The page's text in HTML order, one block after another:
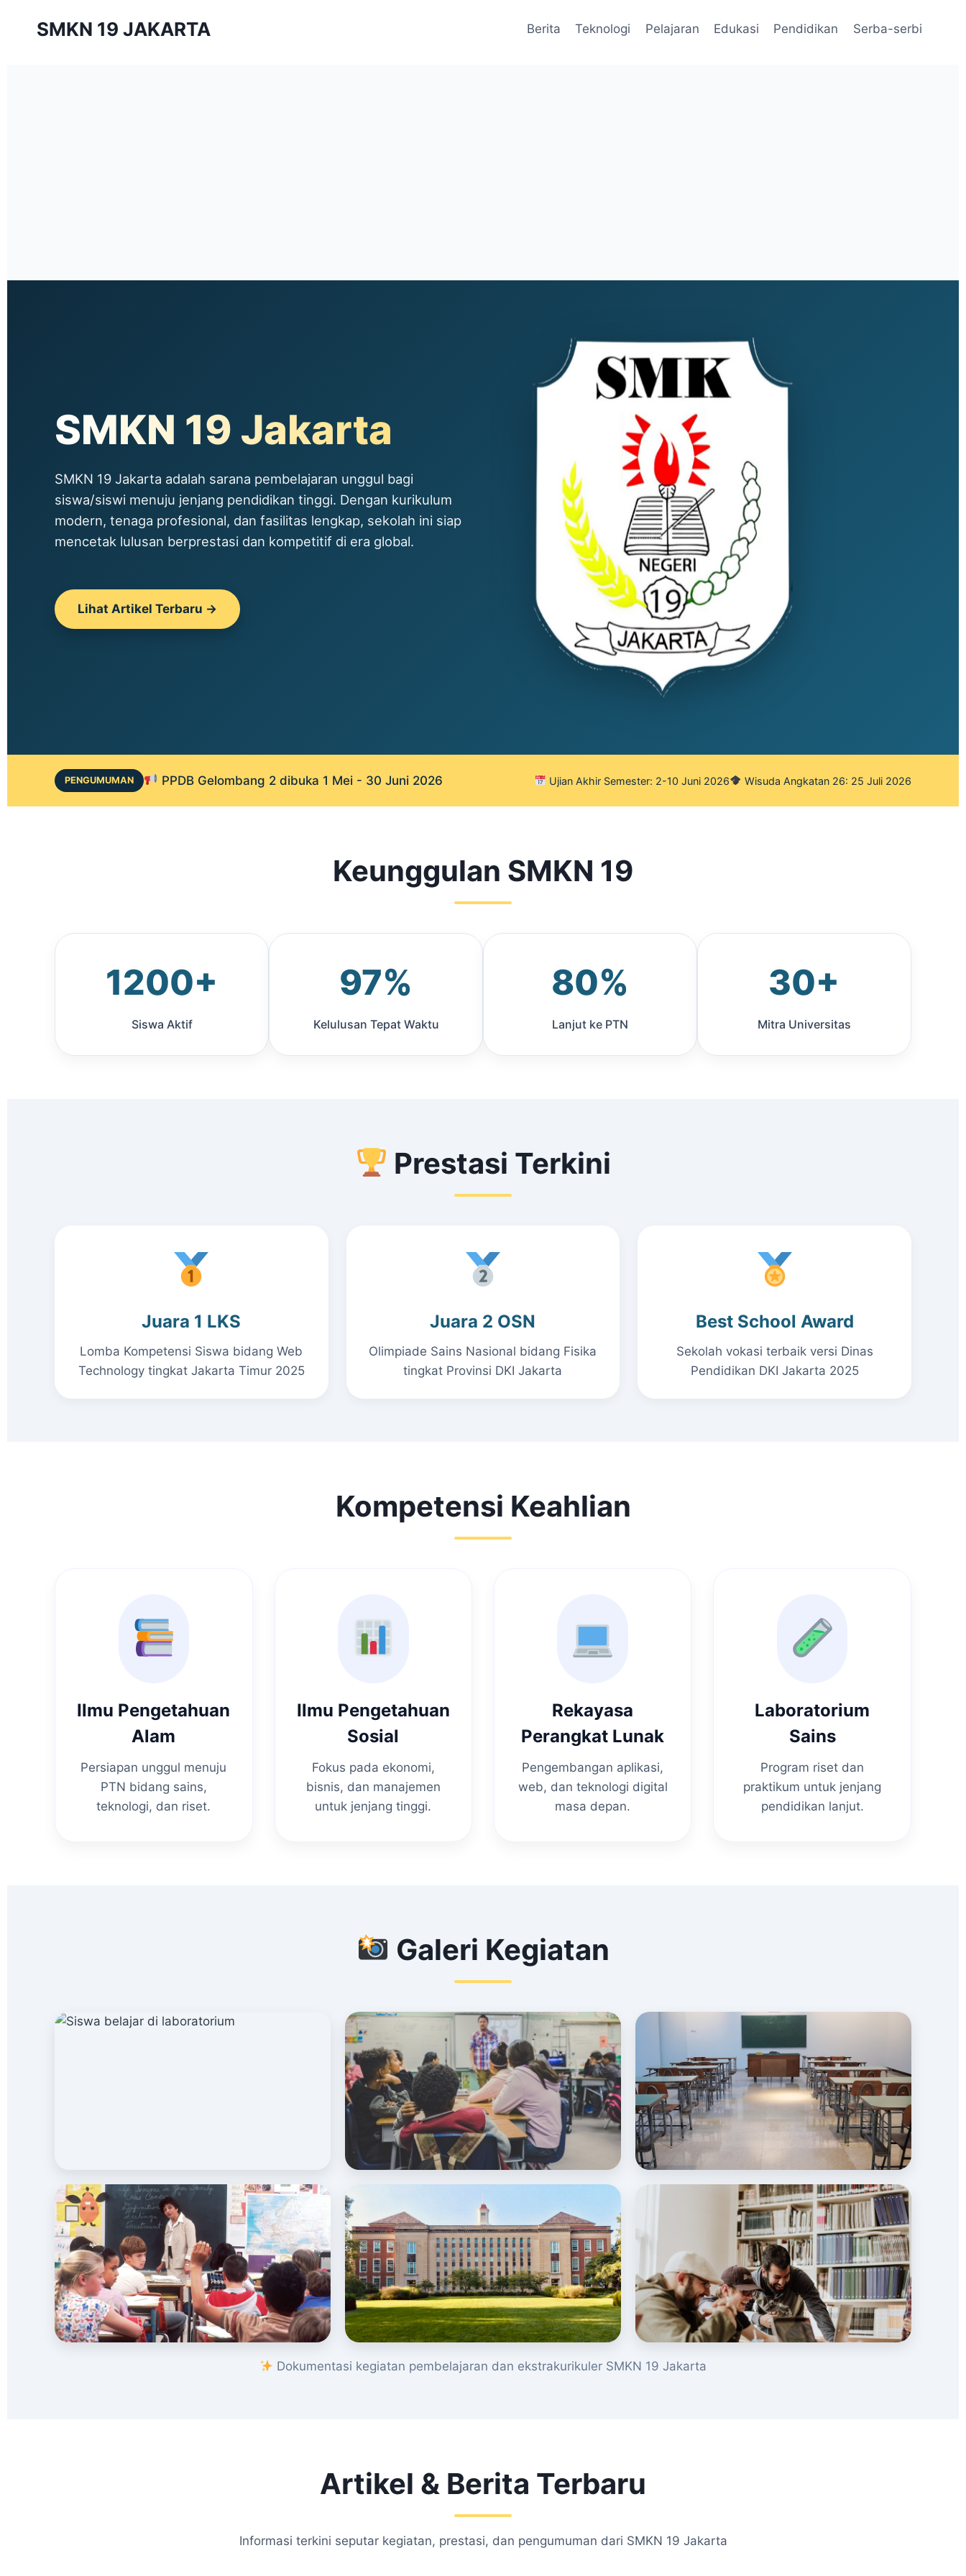
SMKN 19 JAKARTA Berita Teknologi Pelajaran Edukasi Pendidikan Serba-serbi
SMKN 19 Jakarta
SMKN 19 Jakarta adalah sarana pembelajaran unggul bagi
siswa/siswi menuju jenjang pendidikan tinggi. Dengan kurikulum
modern, tenaga profesional, dan fasilitas lengkap, sekolah ini siap
mencetak lulusan berprestasi dan kompetitif di era global.
Lihat Artikel Terbaru →
PENGUMUMAN PPDB Gelombang 2 dibuka 1 Mei - 30 Juni 2026 Ujian Akhir Semester: 2-10 Juni 2026 Wisuda Angkatan 26: 25 Juli 2026
Keunggulan SMKN 19
1200+
Siswa Aktif
97%
Kelulusan Tepat Waktu
80%
Lanjut ke PTN
30+
Mitra Universitas
Prestasi Terkini
Juara 1 LKS
Lomba Kompetensi Siswa bidang Web
Technology tingkat Jakarta Timur 2025
Juara 2 OSN
Olimpiade Sains Nasional bidang Fisika
tingkat Provinsi DKI Jakarta
Best School Award
Sekolah vokasi terbaik versi Dinas
Pendidikan DKI Jakarta 2025
Kompetensi Keahlian
Ilmu Pengetahuan
Alam
Persiapan unggul menuju
PTN bidang sains,
teknologi, dan riset.
Ilmu Pengetahuan
Sosial
Fokus pada ekonomi,
bisnis, dan manajemen
untuk jenjang tinggi.
Rekayasa
Perangkat Lunak
Pengembangan aplikasi,
web, dan teknologi digital
masa depan.
Laboratorium
Sains
Program riset dan
praktikum untuk jenjang
pendidikan lanjut.
Galeri Kegiatan
Dokumentasi kegiatan pembelajaran dan ekstrakurikuler SMKN 19 Jakarta
Artikel & Berita Terbaru
Informasi terkini seputar kegiatan, prestasi, dan pengumuman dari SMKN 19 Jakarta